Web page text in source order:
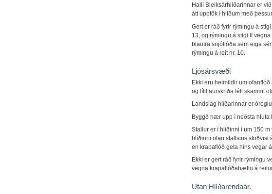
Halli Bleiksárhlíðarinnar er
átt upptök í hlíðum með
Gert er ráð fyrir rýmingu á
13, og rýmingu á stigi II
blautra snjóflóða sem eiga
rýmingu á reit nr. 10.
Ljósársvæði
Ekki eru heimildir um
og lítil aurskriða féll skammt
Landslag hlíðarinnar er
Byggð nær upp í neðsta hluta
Stallur er í hlíðinni í um 150
hlíðinni ofan stallsins
en krapaflóð geta hins vegar
Ekki er gert ráð fyrir rýmingu
vegna krapaflóðahættu á
Utan Hlíðarendaár.